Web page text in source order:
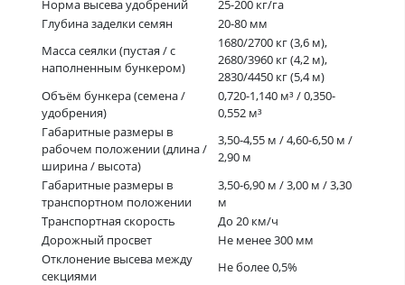
Норма высева удобрений
25-200 кг/га
Глубина заделки семян
20-80 мм
Масса сеялки (пустая / с
наполненным бункером)
1680/2700 кг (3,6 м),
2680/3960 кг (4,2 м),
2830/4450 кг (5,4 м)
Объём бункера (семена /
удобрения)
0,720-1,140 м³ / 0,350-
0,552 м³
Габаритные размеры в
рабочем положении (длина /
ширина / высота)
3,50-4,55 м / 4,60-6,50 м /
2,90 м
Габаритные размеры в
транспортном положении
3,50-6,90 м / 3,00 м / 3,30
м
Транспортная скорость
До 20 км/ч
Дорожный просвет
Не менее 300 мм
Отклонение высева между
секциями
Не более 0,5%